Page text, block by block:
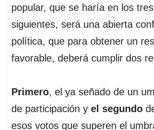
popular, que se haría en los
siguientes, será una abierta
política, que para obtener un
favorable, deberá cumplir dos
Primero, el ya señado de un
de participación y el segundo
esos votos que superen el